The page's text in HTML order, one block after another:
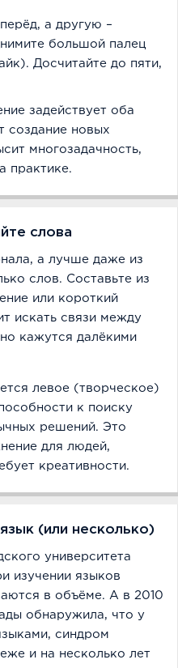
а другую –
большой палец
Досчитайте до пяти,
задействует оба
создание новых
многозадачность,
практике.
слова
а лучше даже из
слов. Составьте из
или короткий
искать связи между
кажутся далёкими
левое (творческое)
к поиску
решений. Это
для людей,
креативности.
(или несколько)
университета
изучении языков
в объёме. А в 2010
обнаружила, что у
синдром
и на несколько лет